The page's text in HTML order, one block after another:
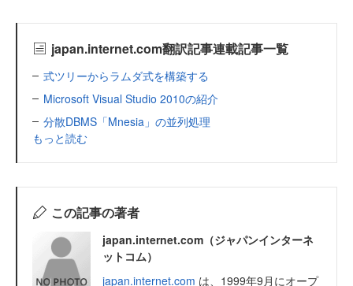
japan.internet.com翻訳記事連載記事一覧
式ツリーからラムダ式を構築する
Microsoft Visual Studio 2010の紹介
分散DBMS「Mnesia」の並列処理
もっと読む
この記事の著者
japan.internet.com（ジャパンインターネ
ットコム）
japan.internet.com は、1999年9月にオープ